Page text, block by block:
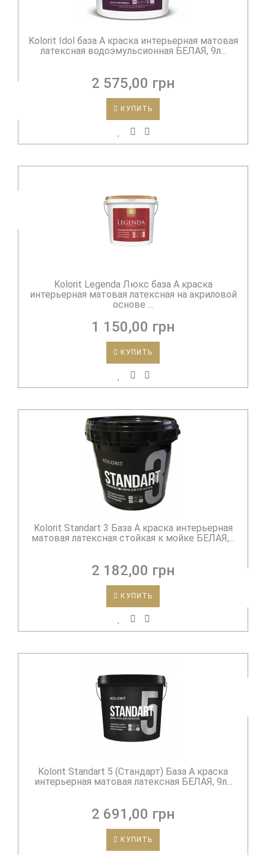
Kolorit Idol база А краска интерьерная матовая
латексная водоэмульсионная БЕЛАЯ, 9л...
2 575,00 грн
КУПИТЬ
Kolorit Legenda Люкс база А краска
интерьерная матовая латексная на акриловой
основе ...
1 150,00 грн
КУПИТЬ
Kolorit Standart 3 База А краска интерьерная
матовая латексная стойкая к мойке БЕЛАЯ,...
2 182,00 грн
КУПИТЬ
Kolorit Standart 5 (Стандарт) База А краска
интерьерная матовая латексная БЕЛАЯ, 9л...
2 691,00 грн
КУПИТЬ